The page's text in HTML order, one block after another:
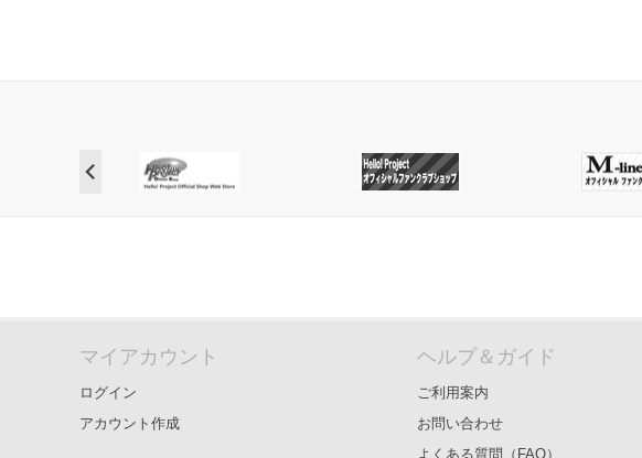
マイアカウント
ログイン
アカウント作成
ヘルプ＆ガイド
ご利用案内
お問い合わせ
よくある質問（FAQ）